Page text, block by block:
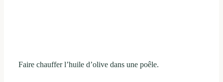
Faire chauffer l’huile d’olive dans une poêle.